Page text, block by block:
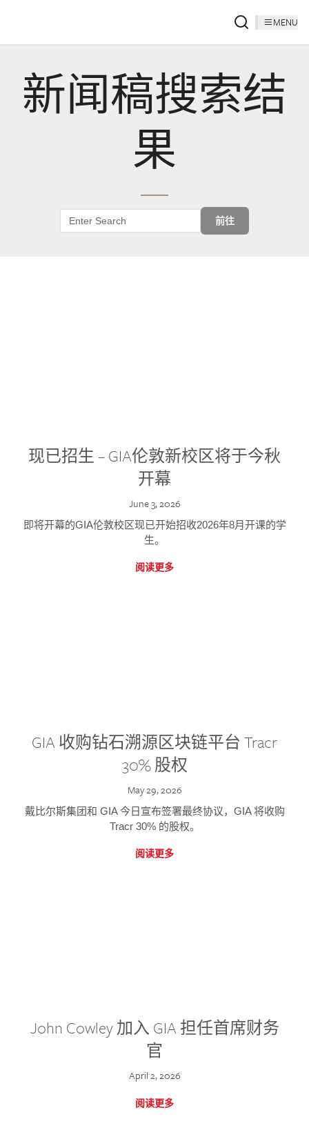
MENU
新闻稿搜索结
果
前往
现已招生 – GIA伦敦新校区将于今秋
开幕
June 3, 2026
即将开幕的GIA伦敦校区现已开始招收2026年8月开课的学
生。
阅读更多
GIA 收购钻石溯源区块链平台 Tracr
30% 股权
May 29, 2026
戴比尔斯集团和 GIA 今日宣布签署最终协议，GIA 将收购
Tracr 30% 的股权。
阅读更多
John Cowley 加入 GIA 担任首席财务
官
April 2, 2026
阅读更多